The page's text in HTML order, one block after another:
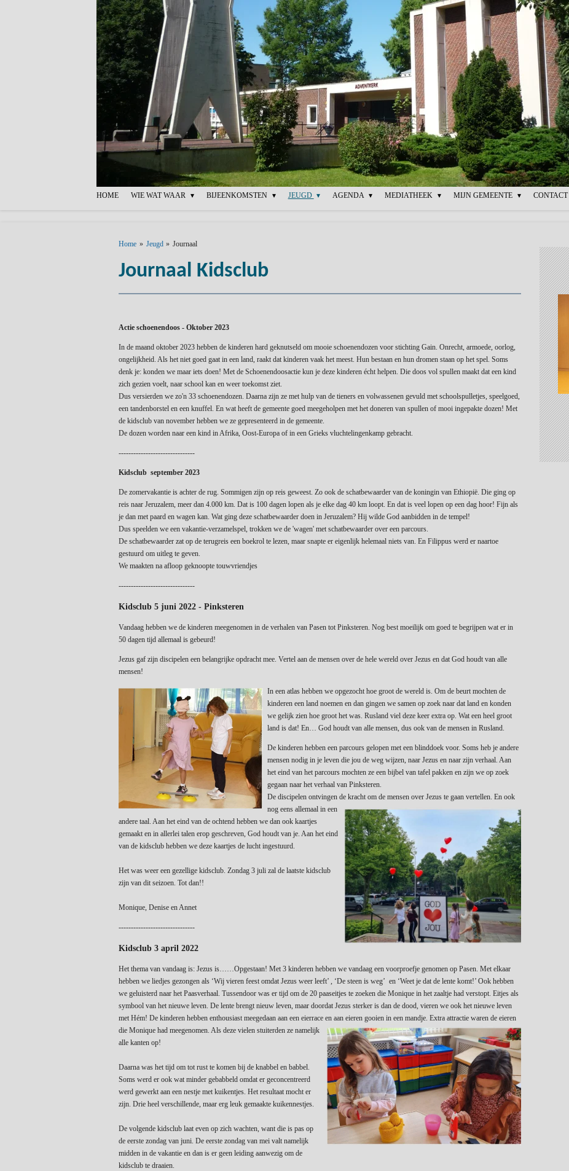
HOME WIE WAT WAAR BIJEENKOMSTEN JEUGD AGENDA MEDIATHEEK MIJN GEMEENTE CONTACT
Home » Jeugd » Journaal
Journaal Kidsclub
Actie schoenendoos - Oktober 2023
In de maand oktober 2023 hebben de kinderen hard geknutseld om mooie schoenendozen voor stichting Gain. Onrecht, armoede, oorlog,
ongelijkheid. Als het niet goed gaat in een land, raakt dat kinderen vaak het meest. Hun bestaan en hun dromen staan op het spel. Soms
denk je: konden we maar iets doen! Met de Schoenendoosactie kun je deze kinderen écht helpen. Die doos vol spullen maakt dat een kind
zich gezien voelt, naar school kan en weer toekomst ziet.
Dus versierden we zo'n 33 schoenendozen. Daarna zijn ze met hulp van de tieners en volwassenen gevuld met schoolspulletjes, speelgoed,
een tandenborstel en een knuffel. En wat heeft de gemeente goed meegeholpen met het doneren van spullen of mooi ingepakte dozen! Met
de kidsclub van november hebben we ze gepresenteerd in de gemeente.
De dozen worden naar een kind in Afrika, Oost-Europa of in een Grieks vluchtelingenkamp gebracht.
-------------------------------
Kidsclub september 2023
De zomervakantie is achter de rug. Sommigen zijn op reis geweest. Zo ook de schatbewaarder van de koningin van Ethiopië. Die ging op
reis naar Jeruzalem, meer dan 4.000 km. Dat is 100 dagen lopen als je elke dag 40 km loopt. En dat is veel lopen op een dag hoor! Fijn als
je dan met paard en wagen kan. Wat ging deze schatbewaarder doen in Jeruzalem? Hij wilde God aanbidden in de tempel!
Dus speelden we een vakantie-verzamelspel, trokken we de 'wagen' met schatbewaarder over een parcours.
De schatbewaarder zat op de terugreis een boekrol te lezen, maar snapte er eigenlijk helemaal niets van. En Filippus werd er naartoe
gestuurd om uitleg te geven.
We maakten na afloop geknoopte touwvriendjes
-------------------------------
Kidsclub 5 juni 2022 - Pinksteren
Vandaag hebben we de kinderen meegenomen in de verhalen van Pasen tot Pinksteren. Nog best moeilijk om goed te begrijpen wat er in
50 dagen tijd allemaal is gebeurd!
Jezus gaf zijn discipelen een belangrijke opdracht mee. Vertel aan de mensen over de hele wereld over Jezus en dat God houdt van alle
mensen!
In een atlas hebben we opgezocht hoe groot de wereld is. Om de beurt mochten de
kinderen een land noemen en dan gingen we samen op zoek naar dat land en konden
we gelijk zien hoe groot het was. Rusland viel deze keer extra op. Wat een heel groot
land is dat! En… God houdt van alle mensen, dus ook van de mensen in Rusland.
De kinderen hebben een parcours gelopen met een blinddoek voor. Soms heb je andere
mensen nodig in je leven die jou de weg wijzen, naar Jezus en naar zijn verhaal. Aan
het eind van het parcours mochten ze een bijbel van tafel pakken en zijn we op zoek
gegaan naar het verhaal van Pinksteren.
De discipelen ontvingen de kracht om de mensen over Jezus te gaan vertellen. En ook
nog eens allemaal in een
andere taal. Aan het eind van de ochtend hebben we dan ook kaartjes
gemaakt en in allerlei talen erop geschreven, God houdt van je. Aan het eind
van de kidsclub hebben we deze kaartjes de lucht ingestuurd.
Het was weer een gezellige kidsclub. Zondag 3 juli zal de laatste kidsclub
zijn van dit seizoen. Tot dan!!
Monique, Denise en Annet
-------------------------------
Kidsclub 3 april 2022
Het thema van vandaag is: Jezus is……Opgestaan! Met 3 kinderen hebben we vandaag een voorproefje genomen op Pasen. Met elkaar
hebben we liedjes gezongen als ‘Wij vieren feest omdat Jezus weer leeft’ , ‘De steen is weg’ en ‘Weet je dat de lente komt!’ Ook hebben
we geluisterd naar het Paasverhaal. Tussendoor was er tijd om de 20 paaseitjes te zoeken die Monique in het zaaltje had verstopt. Eitjes als
symbool van het nieuwe leven. De lente brengt nieuw leven, maar doordat Jezus sterker is dan de dood, vieren we ook het nieuwe leven
met Hém! De kinderen hebben enthousiast meegedaan aan een eierrace en aan eieren gooien in een mandje. Extra attractie waren de eieren
die Monique had meegenomen. Als deze vielen stuiterden ze namelijk
alle kanten op!
Daarna was het tijd om tot rust te komen bij de knabbel en babbel.
Soms werd er ook wat minder gebabbeld omdat er geconcentreerd
werd gewerkt aan een nestje met kuikentjes. Het resultaat mocht er
zijn. Drie heel verschillende, maar erg leuk gemaakte kuikennestjes.
De volgende kidsclub laat even op zich wachten, want die is pas op
de eerste zondag van juni. De eerste zondag van mei valt namelijk
midden in de vakantie en dan is er geen leiding aanwezig om de
kidsclub te draaien.